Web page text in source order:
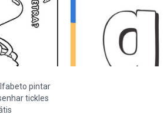
pintar
tickles